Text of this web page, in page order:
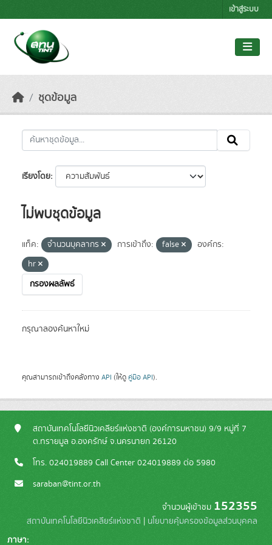
เข้าสู่ระบบ
ชุดข้อมูล
เรียงโดย
ไม่พบชุดข้อมูล
แท็ค: จำนวนบุคลากร การเข้าถึง: false
องค์กร:
hr
กรองผลลัพธ์
กรุณาลองค้นหาใหม่
คุณสามารถเข้าถึงคลังทาง API (ให้ดู คู่มือ API).
สถาบันเทคโนโลยีนิวเคลียร์แห่งชาติ (องค์การมหาชน) 9/9 หมู่ที่ 7
ต.ทรายมูล อ.องครักษ์ จ.นครนายก 26120
โทร. 024019889 Call Center 024019889 ต่อ 5980
saraban@tint.or.th
จำนวนผู้เข้าชม 152355
สถาบันเทคโนโลยีนิวเคลียร์แห่งชาติ | นโยบายคุ้มครองข้อมูลส่วนบุคคล
ภาษา